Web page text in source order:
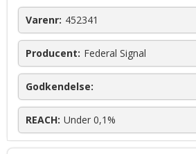
Varenr: 452341
Producent: Federal Signal
Godkendelse:
REACH: Under 0,1%